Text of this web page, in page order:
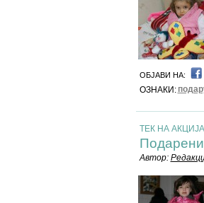
ОБЈАВИ НА:
ОЗНАКИ:
ТЕК НА
Автор: